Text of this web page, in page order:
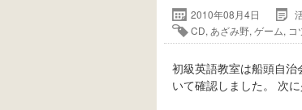
2010年08月4日
CD, あざみ野, ゲーム, コ
初級英語教室は船頭自
いて確認しました。 次